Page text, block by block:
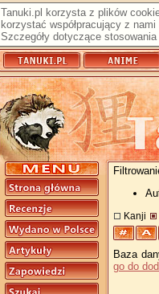
Tanuki.pl korzysta z plików
korzystać współpracujący z
Szczegóły dotyczące
Kanji
Baza
go do